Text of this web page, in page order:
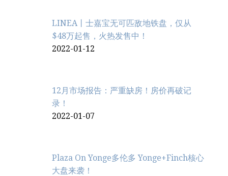
LINEA丨士嘉宝无可匹敌地铁盘，仅从
$48万起售，火热发售中！
2022-01-12
12月市场报告：严重缺房！房价再破记
录！
2022-01-07
Plaza On Yonge多伦多 Yonge+Finch核心
大盘来袭！